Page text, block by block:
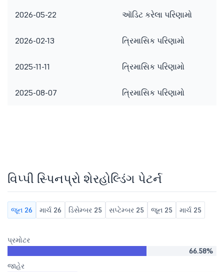
2026-05-22 ઑડિટ કરેલા પરિણામો
2026-02-13 ત્રિમાસિક પરિણામો
2025-11-11 ત્રિમાસિક પરિણામો
2025-08-07 ત્રિમાસિક પરિણામો
વિપ્પી સ્પિનપ્રો શેરહોલ્ડિંગ પેટર્ન
જૂન 26 માર્ચ 26 ડિસેમ્બર 25 સપ્ટેમ્બર 25 જૂન 25 માર્ચ 25
પ્રમોટર
66.58%
જાહેર